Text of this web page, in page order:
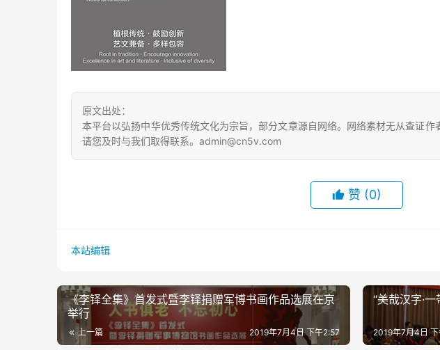
原文出处：
本平台以弘扬中华优秀传统文化为宗旨，部分文章源自网络。网络素材无从查证作
请您及时与我们取得联系。admin@cn5v.com
赞 (0)
本站编辑
《李铎全集》首发式暨李铎捐赠军博书画作品选展在京
举行
上一篇 2019年7月4日 下午2:57
“美哉汉字·
2019年7月4日